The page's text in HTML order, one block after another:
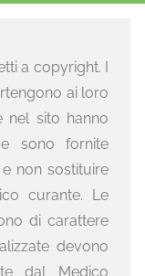
a copyright. I
ai loro
nel sito hanno
sono fornite
non sostituire
curante. Le
di carattere
devono
dal Medico